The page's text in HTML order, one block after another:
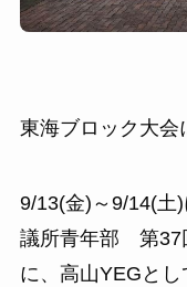
東海ブロック大会
9/13(金)～9/14(土
議所青年部 第37
に、高山YEGと